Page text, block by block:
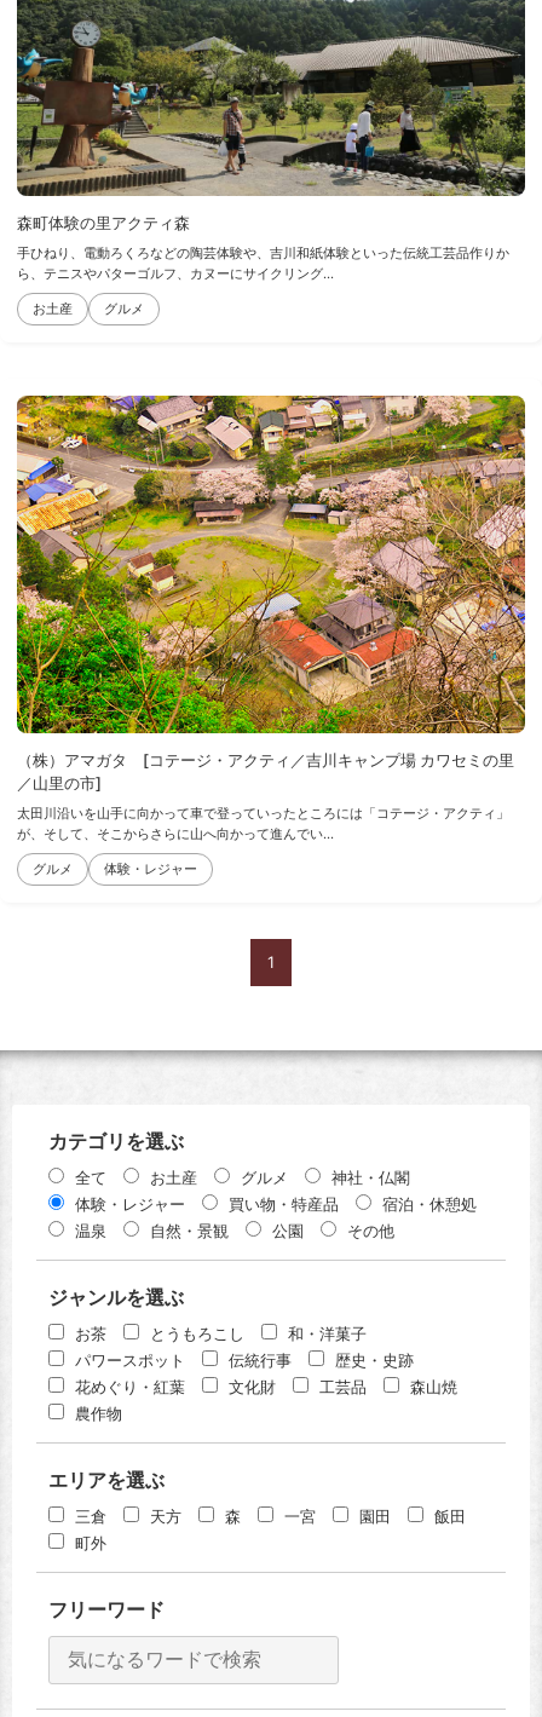
森町体験の里アクティ森
手ひねり、電動ろくろなどの陶芸体験や、吉川和紙体験といった伝統工芸品作りか
ら、テニスやパターゴルフ、カヌーにサイクリング...
お土産 グルメ
（株）アマガタ [コテージ・アクティ／吉川キャンプ場 カワセミの里
／山里の市]
太田川沿いを山手に向かって車で登っていったところには「コテージ・アクティ」
が、そして、そこからさらに山へ向かって進んでい...
グルメ 体験・レジャー
1
カテゴリを選ぶ
全て お土産 グルメ
神社・仏閣
体験・レジャー
買い物・特産品
宿泊・休憩処
温泉
自然・景観 公園 その他
ジャンルを選ぶ
お茶 とうもろこし
和・洋菓子
パワースポット
伝統行事
歴史・史跡
花めぐり・紅葉
文化財 工芸品
森山焼
農作物
エリアを選ぶ
三倉 天方 森 一宮 園田
飯田
町外
フリーワード